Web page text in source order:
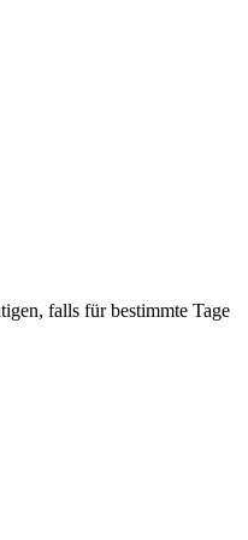
falls für bestimmte Tage